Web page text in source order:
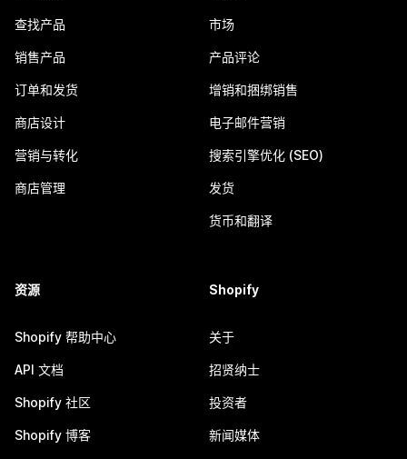
查找产品
销售产品
订单和发货
商店设计
营销与转化
商店管理
市场
产品评论
增销和捆绑销售
电子邮件营销
搜索引擎优化 (SEO)
发货
货币和翻译
资源
Shopify 帮助中心
API 文档
Shopify 社区
Shopify 博客
Shopify
关于
招贤纳士
投资者
新闻媒体